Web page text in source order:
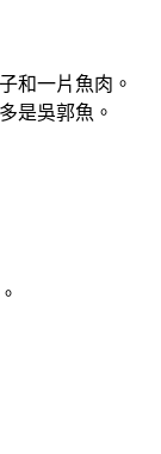
和一片魚肉。
是吳郭魚。